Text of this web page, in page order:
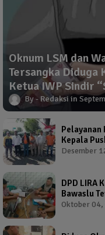
Oknum LSM dan
Tersangka Diduga
Ketua IWP Sindir
Redaksi
Pelayanan
Kepala
Warga Jadi
Desember
DPD LIRA
Bawaslu
Oleh
Oktober